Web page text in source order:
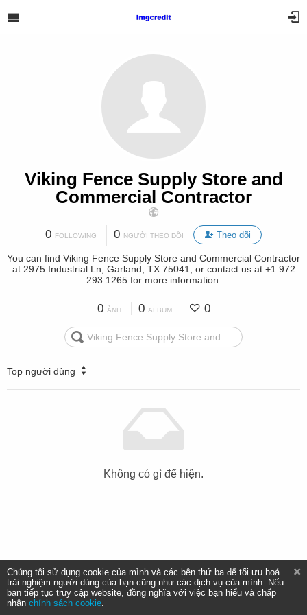
Viking Fence Supply Store and
Commercial Contractor
0 FOLLOWING 0 NGƯỜI THEO DÕI Theo dõi
You can find Viking Fence Supply Store and Commercial Contractor
at 2975 Industrial Ln, Garland, TX 75041, or contact us at +1 972
293 1265 for more information.
0 ẢNH 0 ALBUM 0
Top người dùng
Không có gì để hiện.
Chúng tôi sử dụng cookie của mình và các bên thứ ba để tối ưu hoá
trải nghiệm người dùng của bạn cũng như các dịch vụ của mình. Nếu
bạn tiếp tục truy cập website, đồng nghĩa với việc bạn hiểu và chấp
nhận chính sách cookie.